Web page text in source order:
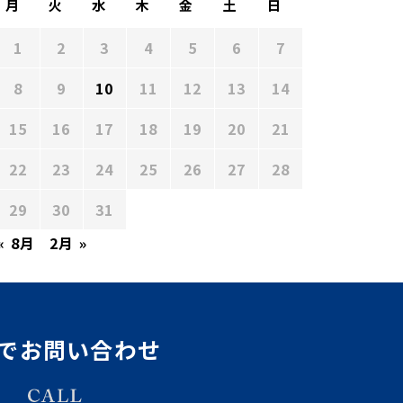
月 火 水 木 金 土 日
1 2 3 4 5 6
7
8
9 10 11 12 13
14
15
16 17 18 19 20
21
22
23 24 25 26 27
28
29
30
31
8月
2月 »
お問い合わせ